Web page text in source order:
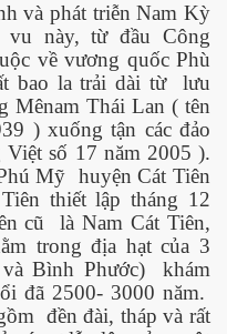
và phát triễn Nam Kỳ
này, từ đầu Công
về vương quốc Phù
bao la trải dài từ
lưu
Mênam Thái Lan ( tên
) xuống tận các đảo
số 17 năm 2005 ).
Mỹ huyện Cát Tiên
thiết lập tháng 12
cũ
là Nam Cát Tiên,
trong địa hạt của 3
Bình Phước)
khám
đã 2500- 3000 năm.
đền đài, tháp và rất